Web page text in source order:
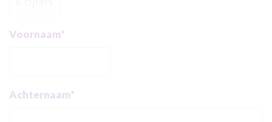
Voornaam*
Achternaam*